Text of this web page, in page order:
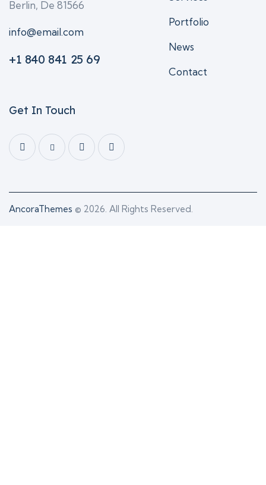
Berlin, De 81566
info@email.com
+1 840 841 25 69
Portfolio
News
Contact
Get In Touch
AncoraThemes © 2026. All Rights Reserved.